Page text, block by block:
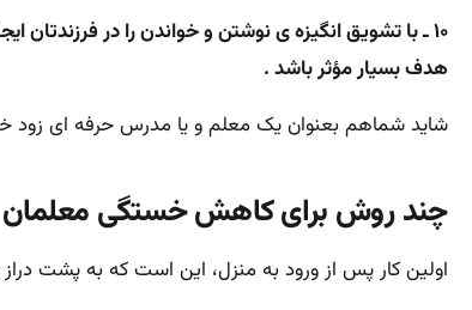
۱۰ ـ با تشویق انگیزه ی نوشتن و خواندن را در
هدف بسیار مؤثر باشد .
شاید شماهم بعنوان یک معلم و یا مدرس حرفه ای زود
چند روش برای کاهش خستگی معلمان
اولین کار پس از ورود به منزل، این است که به پشت